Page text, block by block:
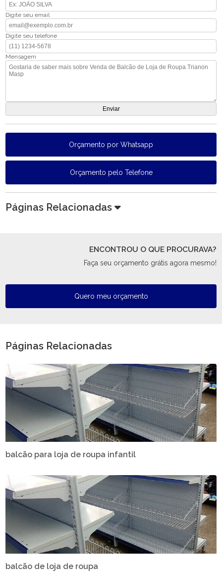
Digite seu email
Digite seu telefone
Mensagem
Orçamento por Whatsapp
Orçamento pelo Telefone
Páginas Relacionadas
ENCONTROU O QUE PROCURAVA?
Faça seu orçamento grátis agora mesmo!
Quero meu orçamento
Páginas Relacionadas
balcão para loja de roupa infantil
balcão de loja de roupa